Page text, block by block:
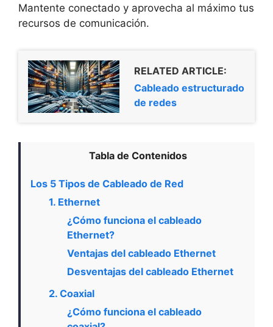
Mantente conectado y aprovecha al máximo tus
recursos de comunicación.
RELATED ARTICLE:
Cableado estructurado
de redes
Tabla de Contenidos
Los 5 Tipos de Cableado de Red
1. Ethernet
¿Cómo funciona el cableado
Ethernet?
Ventajas del cableado Ethernet
Desventajas del cableado Ethernet
2. Coaxial
¿Cómo funciona el cableado